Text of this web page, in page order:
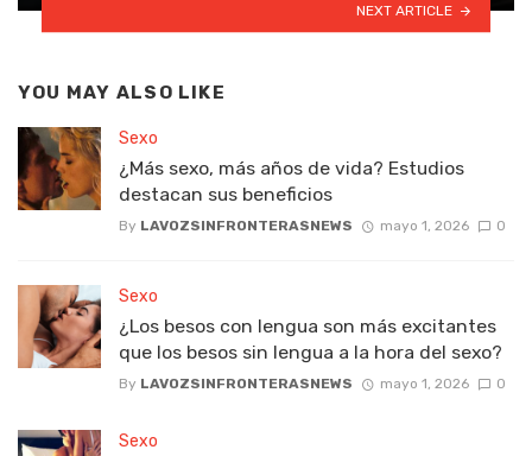
NEXT ARTICLE
YOU MAY ALSO LIKE
Sexo
¿Más sexo, más años de vida? Estudios
destacan sus beneficios
By LAVOZSINFRONTERASNEWS mayo 1, 2026 0
Sexo
¿Los besos con lengua son más excitantes
que los besos sin lengua a la hora del sexo?
By LAVOZSINFRONTERASNEWS mayo 1, 2026 0
Sexo